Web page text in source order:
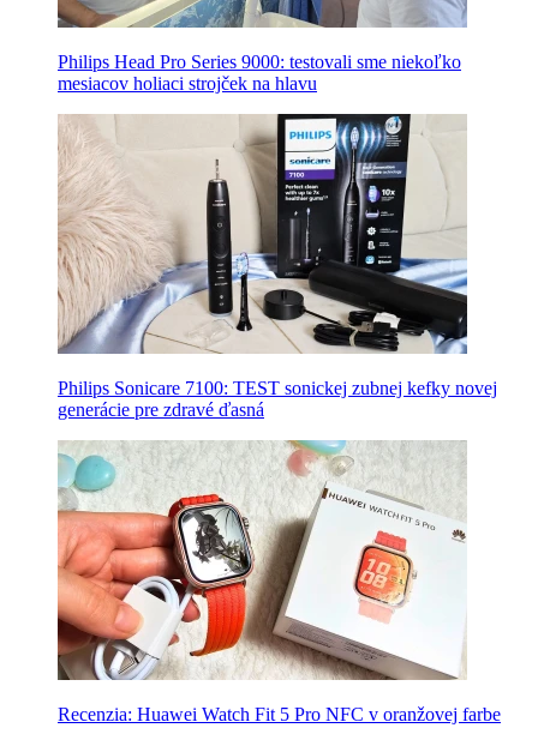
Philips Head Pro Series 9000: testovali sme niekoľko
mesiacov holiaci strojček na hlavu
Philips Sonicare 7100: TEST sonickej zubnej kefky novej
generácie pre zdravé ďasná
Recenzia: Huawei Watch Fit 5 Pro NFC v oranžovej farbe